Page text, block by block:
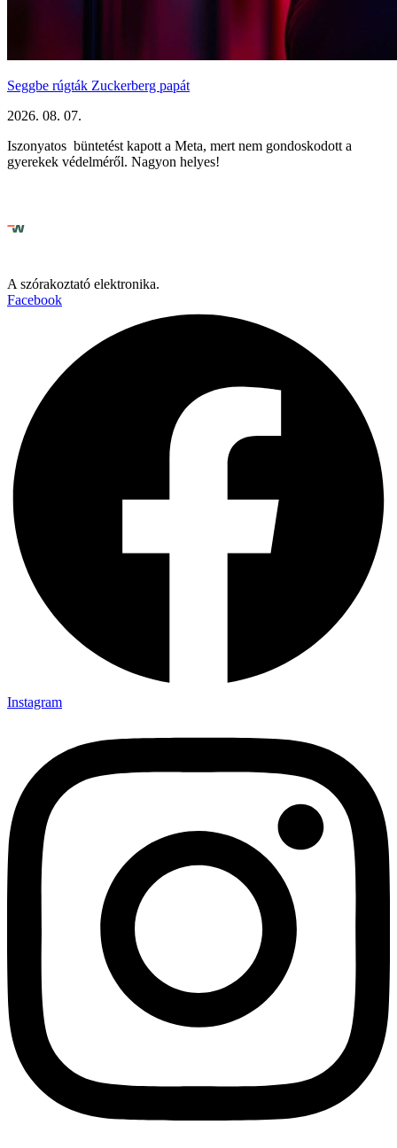
Seggbe rúgták Zuckerberg papát
2026. 08. 07.
Iszonyatos büntetést kapott a Meta, mert nem gondoskodott a
gyerekek védelméről. Nagyon helyes!
A szórakoztató elektronika.
Facebook
Instagram